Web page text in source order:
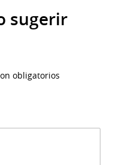
sugerir
obligatorios